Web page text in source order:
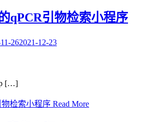
qPCR引物检索小程序
262021-12-23
[…]
物检索小程序 Read More